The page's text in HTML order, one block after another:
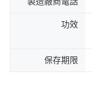
功效
保存期限